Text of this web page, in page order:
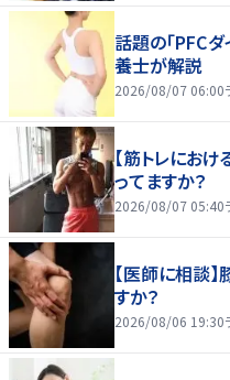
話題の「PFC
養士が解説
2026/08/07 06:00
【筋トレにお
ってますか？
2026/08/07 05:40
【医師に相談
すか？
2026/08/06 19:30